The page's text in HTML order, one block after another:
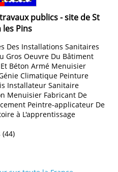
publics - site de St
les Pins
Des Installations Sanitaires
Gros Oeuvre Du Bâtiment
Béton Armé Menuisier
Climatique Peinture
Installateur Sanitaire
Menuisier Fabricant De
Peintre-applicateur De
à L'apprentissage